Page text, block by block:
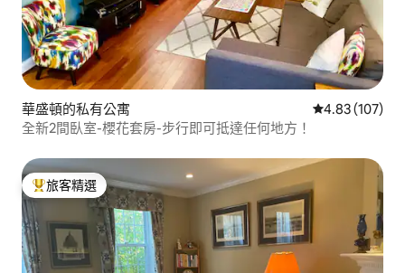
華盛頓的私有公寓 從 107 則評價
4.83 (107)
全新2間臥室-櫻花套房-步行即可抵達任何地方！
旅客精選榜首
旅客精選